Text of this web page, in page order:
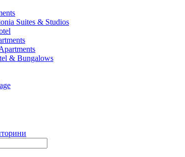
Suites & Studios
& Bungalows